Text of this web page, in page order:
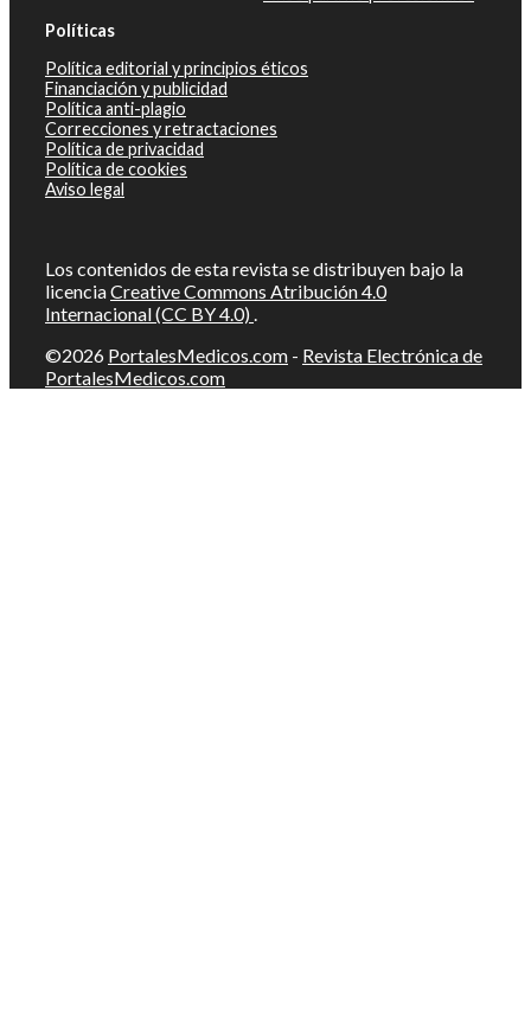
Políticas
Política editorial y principios éticos
Financiación y publicidad
Política anti-plagio
Correcciones y retractaciones
Política de privacidad
Política de cookies
Aviso legal
Los contenidos de esta revista se distribuyen bajo la
licenciaCreative Commons Atribución 4.0
Internacional (CC BY 4.0) .
©2026 PortalesMedicos.com - Revista Electrónica de
PortalesMedicos.com